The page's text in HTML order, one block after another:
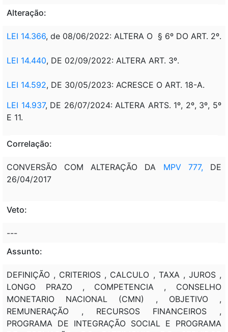
Alteração:
LEI 14.366, de 08/06/2022: ALTERA O § 6º DO ART. 2º.
LEI 14.440, DE 02/09/2022: ALTERA ART. 3º.
LEI 14.592, DE 30/05/2023: ACRESCE O ART. 18-A.
LEI 14.937, DE 26/07/2024: ALTERA ARTS. 1º, 2º, 3º, 5º
E 11.
Correlação:
CONVERSÃO COM ALTERAÇÃO DA MPV 777, DE
26/04/2017
Veto:
---
Assunto:
DEFINIÇÃO , CRITERIOS , CALCULO , TAXA , JUROS ,
LONGO PRAZO , COMPETENCIA , CONSELHO
MONETARIO NACIONAL (CMN) , OBJETIVO ,
REMUNERAÇÃO , RECURSOS FINANCEIROS ,
PROGRAMA DE INTEGRAÇÃO SOCIAL E PROGRAMA